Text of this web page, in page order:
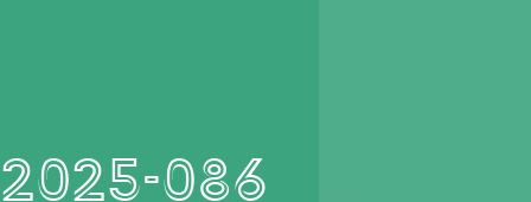
2025-086